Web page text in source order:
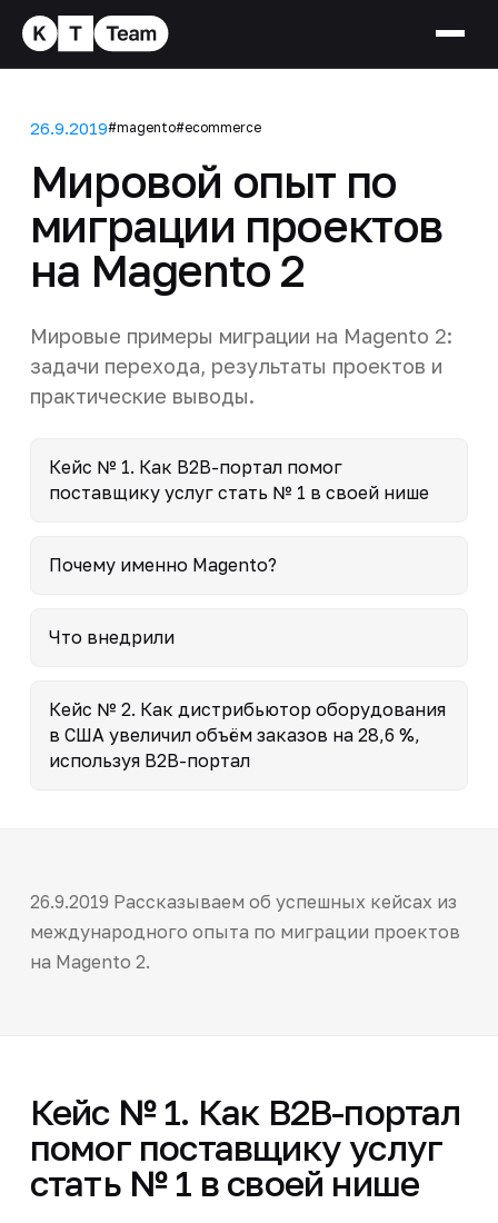
26.9.2019#magento#ecommerce
Мировой опыт по
миграции проектов
на Magento 2
Мировые примеры миграции на Magento 2:
задачи перехода, результаты проектов и
практические выводы.
Кейс № 1. Как B2B-портал помог
поставщику услуг стать № 1 в своей нише
Почему именно Magento?
Что внедрили
Кейс № 2. Как дистрибьютор оборудования
в США увеличил объём заказов на 28,6 %,
используя B2B-портал
26.9.2019 Рассказываем об успешных кейсах из
международного опыта по миграции проектов
на Magento 2.
Кейс № 1. Как B2B-портал
помог поставщику услуг
стать № 1 в своей нише